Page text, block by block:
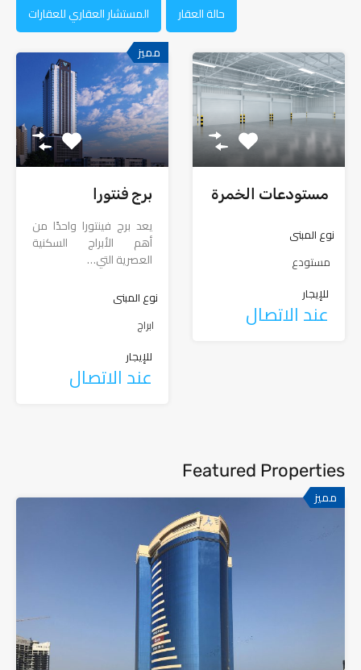
حالة العقار المستشار العقاري للعقارات
مستودعات الخمرة
نوع المبنى
مستودع
للإيجار
عند الاتصال
مميز
برج فنتورا
يعد برج فينتورا واحدًا من
أهم الأبراج السكنية
العصرية التي…
نوع المبنى
ابراج
للإيجار
عند الاتصال
Featured Properties
مميز